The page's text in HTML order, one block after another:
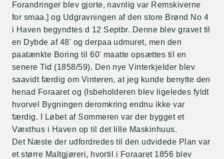
Forandringer blev gjorte, navnlig var Remskiverne
for smaa.] og Udgravningen af den store Brønd No 4
i Haven begyndtes d 12 Septbr. Denne blev gravet til
en Dybde af 48' og derpaa udmuret, men den
paatænkte Boring til 60' maatte opsættes til en
senere Tid (1858/59). Den nye Vinterkjelder blev
saavidt færdig om Vinteren, at jeg kunde benytte den
henad Foraaret og (Isbeholderen blev ligeledes fyldt
hvorvel Bygningen deromkring endnu ikke var
færdig. I Løbet af Sommeren var der bygget et
Væxthus i Haven op til det lille Maskinhuus.
Det Næste der udfordredes til den udvidede Plan var
et større Maltgjøreri, hvortil i Foraaret 1856 blev